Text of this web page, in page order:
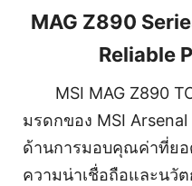
MAG Z890
Reliable
MSI MAG Z890
มรดกของ MSI
ด้านการมอบคุณค่าที่ยอ
ความน่าเชื่อถือและนวั